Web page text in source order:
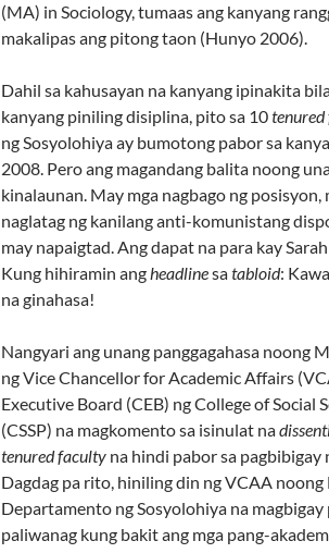
(MA) in Sociology, tumaas ang kanyang
makalipas ang pitong taon (Hunyo 2006).
Dahil sa kahusayan na kanyang ipinakita
kanyang piniling disiplina, pito sa 10
ng Sosyolohiya ay bumotong pabor sa
2008. Pero ang magandang balita noong
kinalaunan. May mga nagbago ng posisyon,
naglatag ng kanilang anti-komunistang
may napaigtad. Ang dapat na para kay
Kung hihiramin angheadlinesatabloid:
na ginahasa!
Nangyari ang unang panggagahasa noong
ng Vice Chancellor for Academic Affairs
Executive Board (CEB) ng College of Social
(CSSP) na magkomento sa isinulat na
tenured faculty na hindi pabor sa pagbibigay
Dagdag pa rito, hiniling din ng VCAA
Departamento ng Sosyolohiya na magbigay
paliwanag kung bakit ang mga pang-